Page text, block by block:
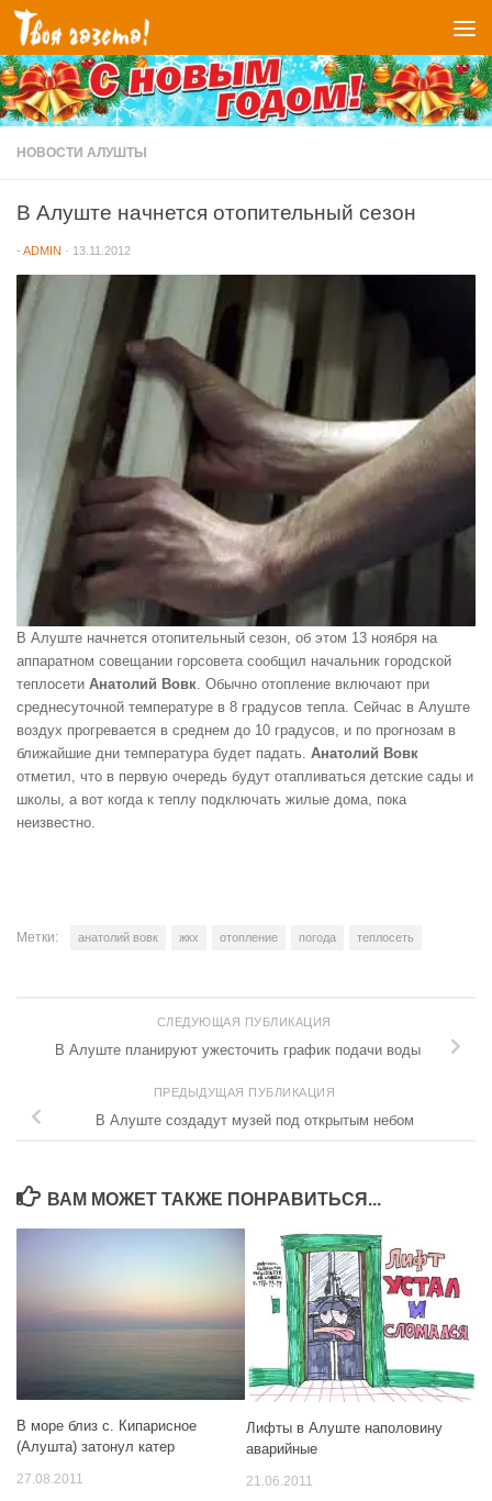
Перейти к содержимому
НОВОСТИ АЛУШТЫ
В Алуште начнется отопительный сезон
- ADMIN · 13.11.2012
В Алуште начнется отопительный сезон, об этом 13 ноября на
аппаратном совещании горсовета сообщил начальник городской
теплосети Анатолий Вовк . Обычно отопление включают при
среднесуточной температуре в 8 градусов тепла. Сейчас в Алуште
воздух прогревается в среднем до 10 градусов, и по прогнозам в
ближайшие дни температура будет падать. Анатолий Вовк
отметил, что в первую очередь будут отапливаться детские сады и
школы, а вот когда к теплу подключать жилые дома, пока
неизвестно.
Метки: анатолий вовк жкх отопление погода теплосеть
СЛЕДУЮЩАЯ ПУБЛИКАЦИЯ
В Алуште планируют ужесточить график подачи воды
ПРЕДЫДУЩАЯ ПУБЛИКАЦИЯ
В Алуште создадут музей под открытым небом
ВАМ МОЖЕТ ТАКЖЕ ПОНРАВИТЬСЯ...
В море близ с. Кипарисное
(Алушта) затонул катер
27.08.2011
Лифты в Алуште наполовину
аварийные
21.06.2011